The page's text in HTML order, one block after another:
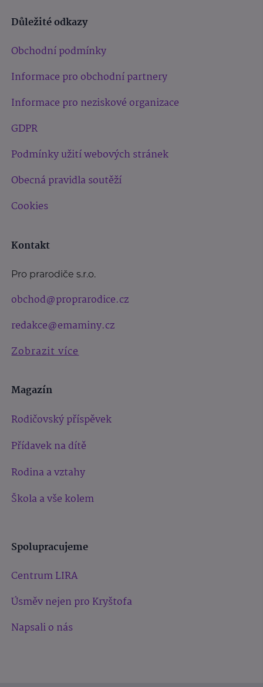
Důležité odkazy
Obchodní podmínky
Informace pro obchodní partnery
Informace pro neziskové organizace
GDPR
Podmínky užití webových stránek
Obecná pravidla soutěží
Cookies
Kontakt
Pro prarodiče s.r.o.
obchod@proprarodice.cz
redakce@emaminy.cz
Zobrazit více
Magazín
Rodičovský příspěvek
Přídavek na dítě
Rodina a vztahy
Škola a vše kolem
Spolupracujeme
Centrum LIRA
Úsměv nejen pro Kryštofa
Napsali o nás